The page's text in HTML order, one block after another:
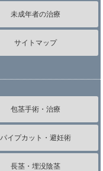
未成年者の治療
サイトマップ
包茎手術・治療
パイプカット・避妊術
長茎・埋没陰茎